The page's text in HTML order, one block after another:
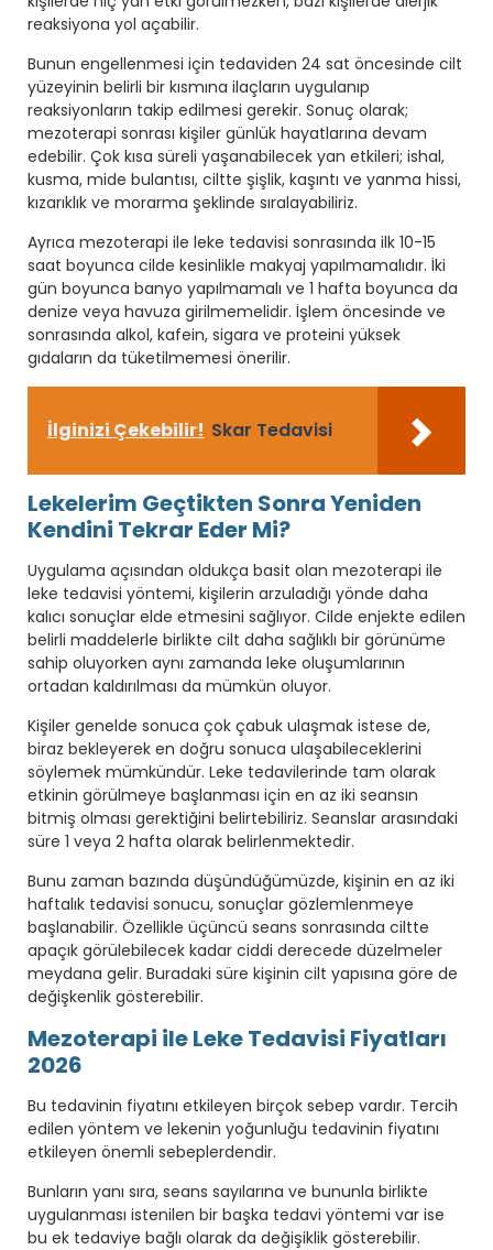
reaksiyona yol açabilir.
Bunun engellenmesi için tedaviden 24 sat öncesinde cilt
yüzeyinin belirli bir kısmına ilaçların uygulanıp
reaksiyonların takip edilmesi gerekir. Sonuç olarak;
mezoterapi sonrası kişiler günlük hayatlarına devam
edebilir. Çok kısa süreli yaşanabilecek yan etkileri; ishal,
kusma, mide bulantısı, ciltte şişlik, kaşıntı ve yanma hissi,
kızarıklık ve morarma şeklinde sıralayabiliriz.
Ayrıca mezoterapi ile leke tedavisi sonrasında ilk 10-15
saat boyunca cilde kesinlikle makyaj yapılmamalıdır. İki
gün boyunca banyo yapılmamalı ve 1 hafta boyunca da
denize veya havuza girilmemelidir. İşlem öncesinde ve
sonrasında alkol, kafein, sigara ve proteini yüksek
gıdaların da tüketilmemesi önerilir.
İlginizi Çekebilir! Skar Tedavisi
Lekelerim Geçtikten Sonra Yeniden
Kendini Tekrar Eder Mi?
Uygulama açısından oldukça basit olan mezoterapi ile
leke tedavisi yöntemi, kişilerin arzuladığı yönde daha
kalıcı sonuçlar elde etmesini sağlıyor. Cilde enjekte edilen
belirli maddelerle birlikte cilt daha sağlıklı bir görünüme
sahip oluyorken aynı zamanda leke oluşumlarının
ortadan kaldırılması da mümkün oluyor.
Kişiler genelde sonuca çok çabuk ulaşmak istese de,
biraz bekleyerek en doğru sonuca ulaşabileceklerini
söylemek mümkündür. Leke tedavilerinde tam olarak
etkinin görülmeye başlanması için en az iki seansın
bitmiş olması gerektiğini belirtebiliriz. Seanslar arasındaki
süre 1 veya 2 hafta olarak belirlenmektedir.
Bunu zaman bazında düşündüğümüzde, kişinin en az iki
haftalık tedavisi sonucu, sonuçlar gözlemlenmeye
başlanabilir. Özellikle üçüncü seans sonrasında ciltte
apaçık görülebilecek kadar ciddi derecede düzelmeler
meydana gelir. Buradaki süre kişinin cilt yapısına göre de
değişkenlik gösterebilir.
Mezoterapi ile Leke Tedavisi Fiyatları
2026
Bu tedavinin fiyatını etkileyen birçok sebep vardır. Tercih
edilen yöntem ve lekenin yoğunluğu tedavinin fiyatını
etkileyen önemli sebeplerdendir.
Bunların yanı sıra, seans sayılarına ve bununla birlikte
uygulanması istenilen bir başka tedavi yöntemi var ise
bu ek tedaviye bağlı olarak da değişiklik gösterebilir.